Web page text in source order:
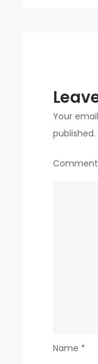
Your
published.
Comment
Name *